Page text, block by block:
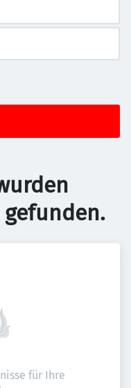
gefunden.
für Ihre